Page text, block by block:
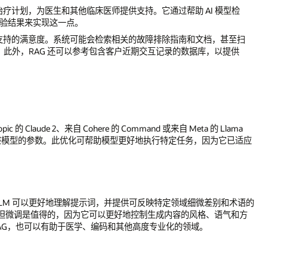
计划，为医生和其他临床医师提供支持。它通过帮助 AI 模型检
结果来实现这一点。
的满意度。系统可能会检索相关的故障排除指南和文档，甚至扫
外，RAG 还可以参考包含客户近期交互记录的数据库，以提供
的 Claude 2、来自 Cohere 的 Command 或来自 Meta 的 Llama
型的参数。此优化可帮助模型更好地执行特定任务，因为它已适应
可以更好地理解提示词，并提供可反映特定领域细微差别和术语的
调是值得的，因为它可以更好地控制生成内容的风格、语气和方
也可以有助于医学、编码和其他高度专业化的领域。